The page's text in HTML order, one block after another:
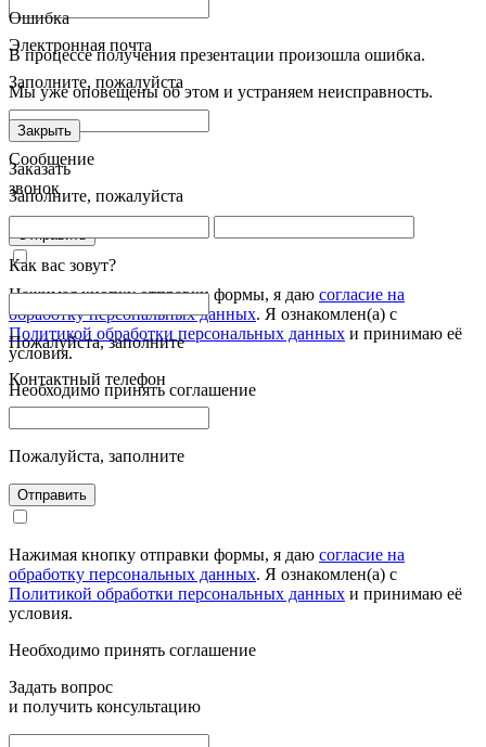
Электронная почта
Заполните, пожалуйста
Сообщение
Заполните, пожалуйста
Отправить
Нажимая кнопку отправки формы, я даю согласие на
обработку персональных данных. Я ознакомлен(а) с
Политикой обработки персональных данных и принимаю её
условия.
Необходимо принять соглашение
Ошибка
В процессе получения презентации произошла ошибка.
Мы уже оповещены об этом и устраняем неисправность.
Закрыть
Заказать
звонок
Как вас зовут?
Пожалуйста, заполните
Контактный телефон
Пожалуйста, заполните
Отправить
Нажимая кнопку отправки формы, я даю согласие на
обработку персональных данных. Я ознакомлен(а) с
Политикой обработки персональных данных и принимаю её
условия.
Необходимо принять соглашение
Задать вопрос
и получить консультацию